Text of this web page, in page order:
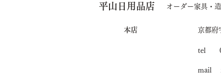
展示されます
平山日用品店
本店
オーダー家具・
京都府
tel
mail